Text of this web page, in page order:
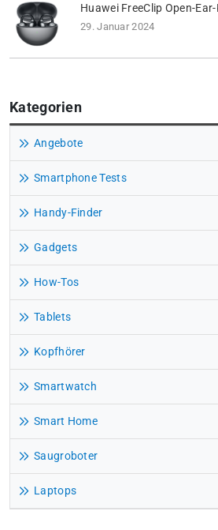
Huawei FreeClip Open-
29. Januar 2024
Kategorien
Angebote
Smartphone Tests
Handy-Finder
Gadgets
How-Tos
Tablets
Kopfhörer
Smartwatch
Smart Home
Saugroboter
Laptops